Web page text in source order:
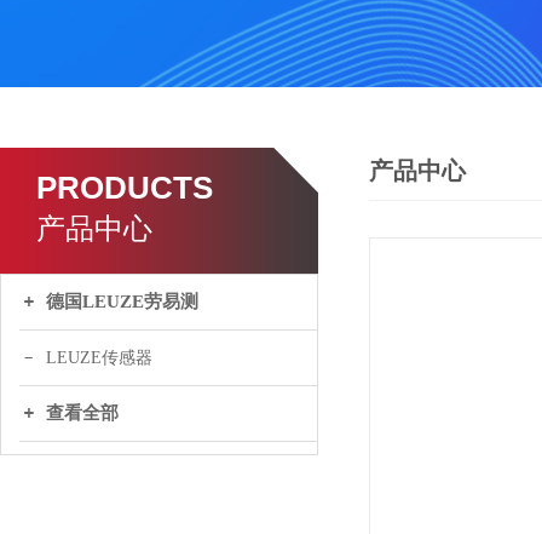
PRODUCTS
产品中心
德国LEUZE劳易测
LEUZE传感器
查看全部
产品中心